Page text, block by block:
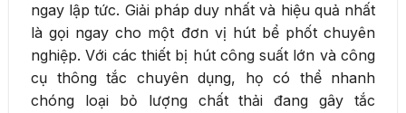
ngay lập tức. Giải pháp duy nhất và hiệu quả nhất
là gọi ngay cho một đơn vị hút bể phốt chuyên
nghiệp. Với các thiết bị hút công suất lớn và công
cụ thông tắc chuyên dụng, họ có thể nhanh
chóng loại bỏ lượng chất thải đang gây tắc